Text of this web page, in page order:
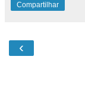
Compartilhar
‹